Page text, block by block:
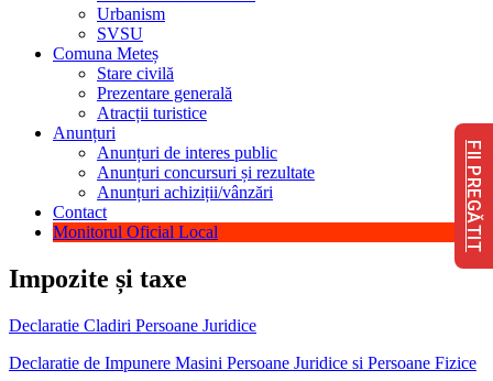
Urbanism
SVSU
Comuna Meteș
Stare civilă
Prezentare generală
Atracții turistice
Anunțuri
Anunțuri de interes public
Anunțuri concursuri și rezultate
Anunțuri achiziții/vânzări
Contact
Monitorul Oficial Local
Impozite și taxe
Declaratie Cladiri Persoane Juridice
Declaratie de Impunere Masini Persoane Juridice si Persoane Fizice
FII PREGĂTIT